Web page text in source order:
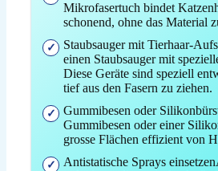
Mikrofasertuch bindet
schonend, ohne das Material
Staubsauger mit Tierhaar-
einen Staubsauger mit
Diese Geräte sind speziell
tief aus den Fasern zu ziehen.
Gummibesen oder
Gummibesen oder einer
grosse Flächen effizient von
Antistatische Sprays